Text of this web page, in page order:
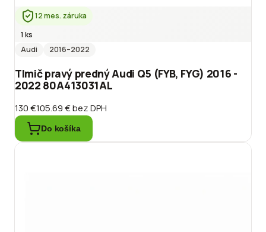
12 mes. záruka
1 ks
Audi
2016–2022
Tlmič pravý predný Audi Q5 (FYB, FYG) 2016 -
2022 80A413031AL
130 €105.69 €bez DPH
Do košíka